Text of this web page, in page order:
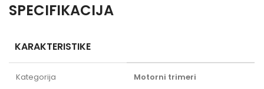
SPECIFIKACIJA
KARAKTERISTIKE
Kategorija Motorni trimeri